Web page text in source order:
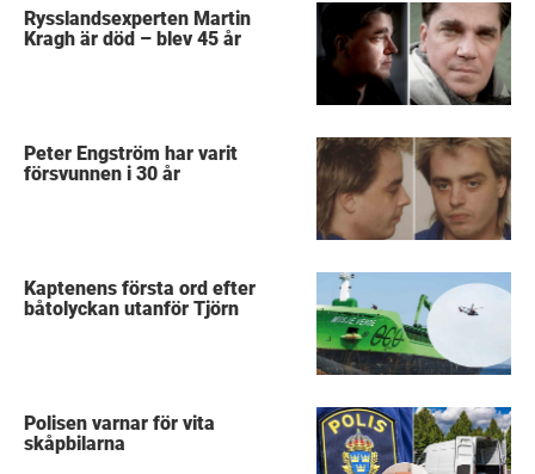
Rysslandsexperten Martin
Kragh är död – blev 45 år
Peter Engström har varit
försvunnen i 30 år
Kaptenens första ord efter
båtolyckan utanför Tjörn
Polisen varnar för vita
skåpbilarna